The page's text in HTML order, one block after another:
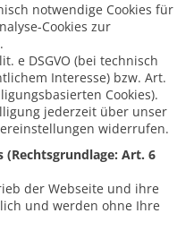
notwendige Cookies für
Cookies zur
e DSGVO (bei technisch
Interesse) bzw. Art.
Cookies).
jederzeit über unser
widerrufen.
(Rechtsgrundlage: Art. 6
der Webseite und ihre
und werden ohne Ihre